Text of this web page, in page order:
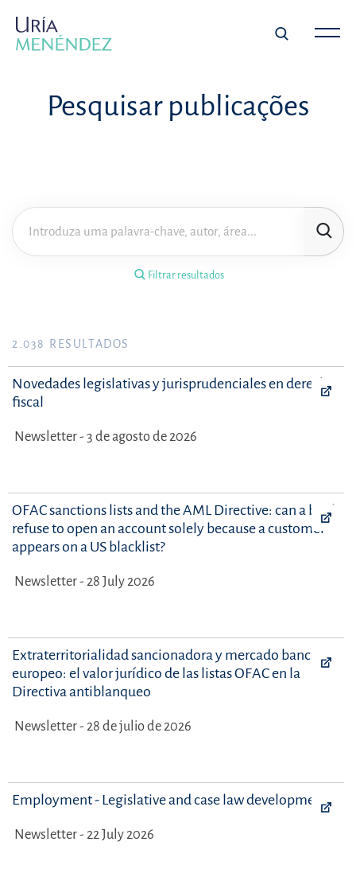
Pesquisar publicações
Filtrar resultados
Filtrar resultados ×
Área de prática
2.038 RESULTADOS
Novedades legislativas y jurisprudenciales en derecho
fiscal
Newsletter - 3 de agosto de 2026
OFAC sanctions lists and the AML Directive: can a bank
refuse to open an account solely because a customer
appears on a US blacklist?
Newsletter - 28 July 2026
Extraterritorialidad sancionadora y mercado bancario
europeo: el valor jurídico de las listas OFAC en la
Directiva antiblanqueo
Newsletter - 28 de julio de 2026
Employment - Legislative and case law developments
Newsletter - 22 July 2026